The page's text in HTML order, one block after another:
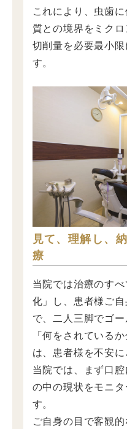
これにより、虫歯
質との境界をミクロ
切削量を必要最小
す。
見て、理解し、
療
当院では治療のす
化」し、患者様ご
で、二人三脚でゴー
「何をされている
は、患者様を不安に
当院では、まず口
の中の現状をモニ
す。
ご自身の目で客観